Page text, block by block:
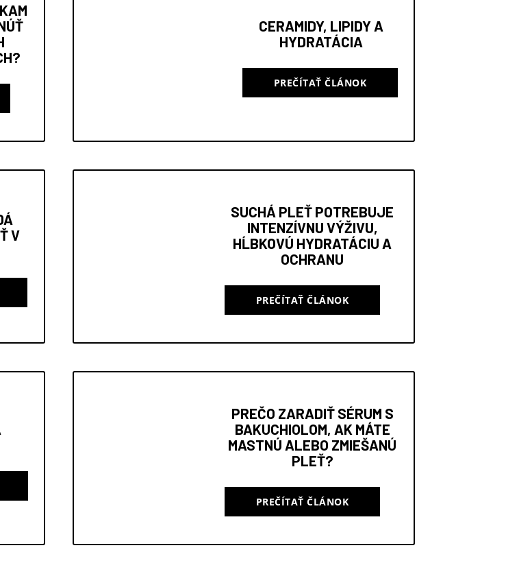
CERAMIDY, LIPIDY A
HYDRATÁCIA
PREČÍTAŤ ČLÁNOK
V
SUCHÁ PLEŤ POTREBUJE
INTENZÍVNU VÝŽIVU,
HĹBKOVÚ HYDRATÁCIU A
OCHRANU
PREČÍTAŤ ČLÁNOK
PREČO ZARADIŤ SÉRUM S
BAKUCHIOLOM, AK MÁTE
MASTNÚ ALEBO ZMIEŠANÚ
PLEŤ?
PREČÍTAŤ ČLÁNOK